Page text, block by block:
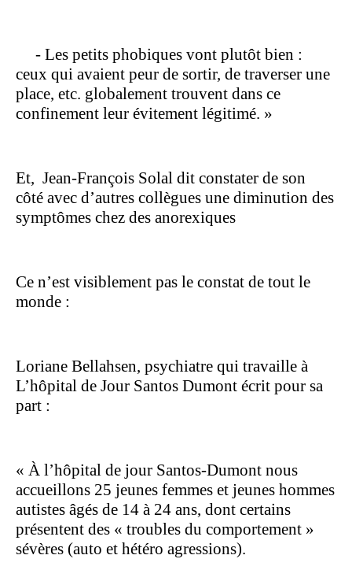
- Les petits phobiques vont plutôt bien :
ceux qui avaient peur de sortir, de traverser une
place, etc. globalement trouvent dans ce
confinement leur évitement légitimé. »
Et, Jean-François Solal dit constater de son
côté avec d’autres collègues une diminution des
symptômes chez des anorexiques
Ce n’est visiblement pas le constat de tout le
monde :
Loriane Bellahsen, psychiatre qui travaille à
L’hôpital de Jour Santos Dumont écrit pour sa
part :
« À l’hôpital de jour Santos-Dumont nous
accueillons 25 jeunes femmes et jeunes hommes
autistes âgés de 14 à 24 ans, dont certains
présentent des « troubles du comportement »
sévères (auto et hétéro agressions).